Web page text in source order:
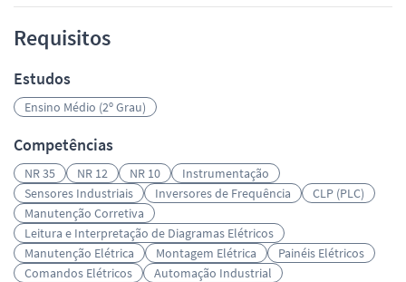
Requisitos
Estudos
Ensino Médio (2º Grau)
Competências
NR 35 NR 12 NR 10
Instrumentação
Sensores Industriais
Inversores de Frequência
CLP (PLC)
Manutenção Corretiva
Leitura e Interpretação de Diagramas Elétricos
Manutenção Elétrica
Montagem Elétrica
Painéis Elétricos
Comandos Elétricos
Automação Industrial